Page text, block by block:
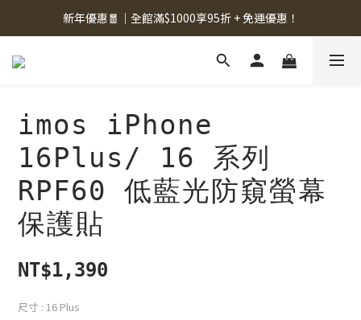
新年優惠🧧｜全館滿$1000享95折 + 免運優惠！
imos iPhone
16Plus/ 16 系列
RPF60 低藍光防窺螢幕
保護貼
NT$1,390
尺寸 : 16 Plus